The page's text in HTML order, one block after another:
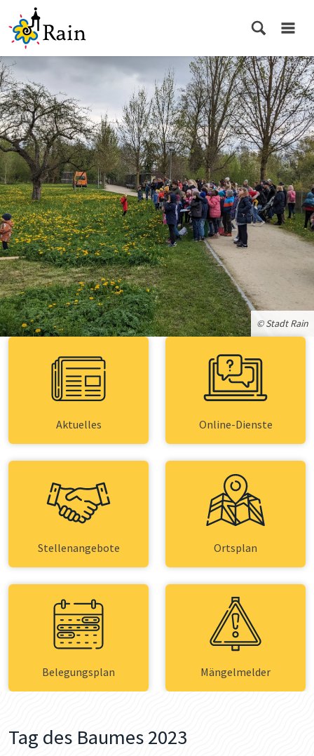
© Stadt Rain
Aktuelles Online-Dienste
Stellenangebote Ortsplan
Belegungsplan Mängelmelder
Tag des Baumes 2023